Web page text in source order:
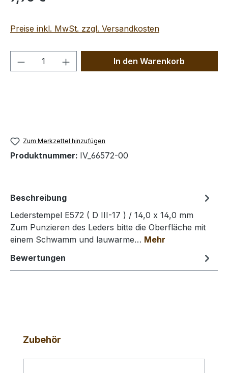
Preise inkl. MwSt. zzgl. Versandkosten
Produkt Anzahl: Gib denIn den Warenkorb
Zum Merkzettel hinzufügen
Produktnummer: IV_66572-00
Beschreibung
Lederstempel E572 ( D III-17 ) / 14,0 x 14,0 mm
Zum Punzieren des Leders bitte die Oberfläche mit
einem Schwamm und lauwarme… Mehr
Bewertungen
Produktgalerie überspringen
Zubehör